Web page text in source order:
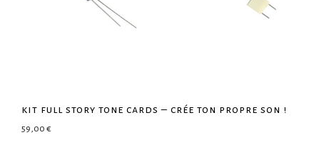
kit full story tone cards – crée ton propre son !
59,00 €